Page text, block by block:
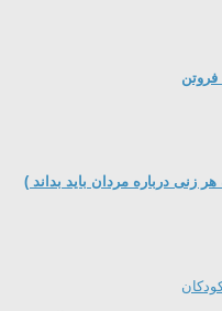
زنی درباره مردان باید بداند )